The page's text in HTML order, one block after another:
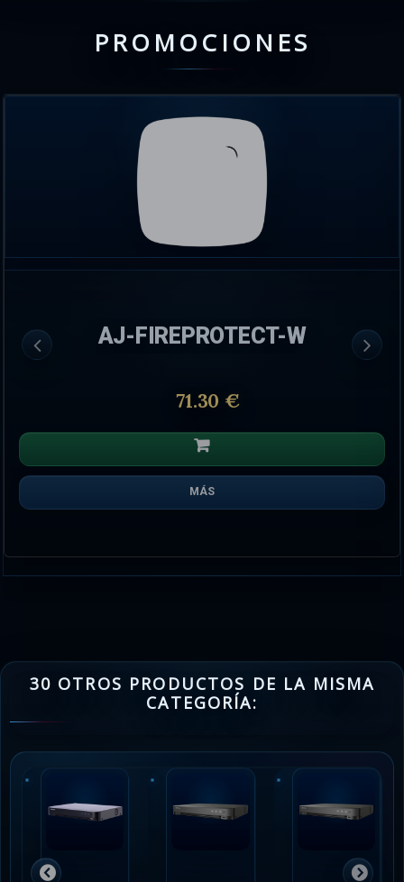
PROMOCIONES
AJ-FIREPROTECT-W
71.30 €
MÁS
30 OTROS PRODUCTOS DE LA MISMA
CATEGORÍA: